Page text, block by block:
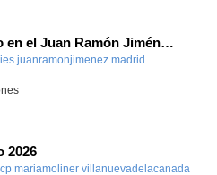
Día del libro en el Juan Ramón Jiménez 2026
juanramonjimenez madrid
2026
mariamoliner villanuevadelacanada